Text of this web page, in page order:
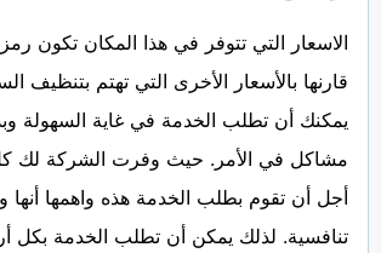
الاسعار التي تتوفر في هذا المكان تكون
قارنها بالأسعار الأخرى التي تهتم بتنظيف
يمكنك أن تطلب الخدمة في غاية السهولة
مشاكل في الأمر. حيث وفرت الشركة لك
أجل أن تقوم بطلب الخدمة هذه واهمها
تنافسية. لذلك يمكن أن تطلب الخدمة بكل